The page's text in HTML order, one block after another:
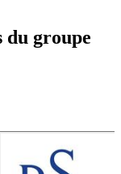
du groupe